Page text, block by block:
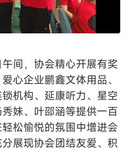
间，协会精心开展有奖
心企业鹏鑫文体用品、
机构、延康听力、星空
妹、叶邵涵等提供一百
松愉悦的氛围中增进会
展现协会团结友爱、积